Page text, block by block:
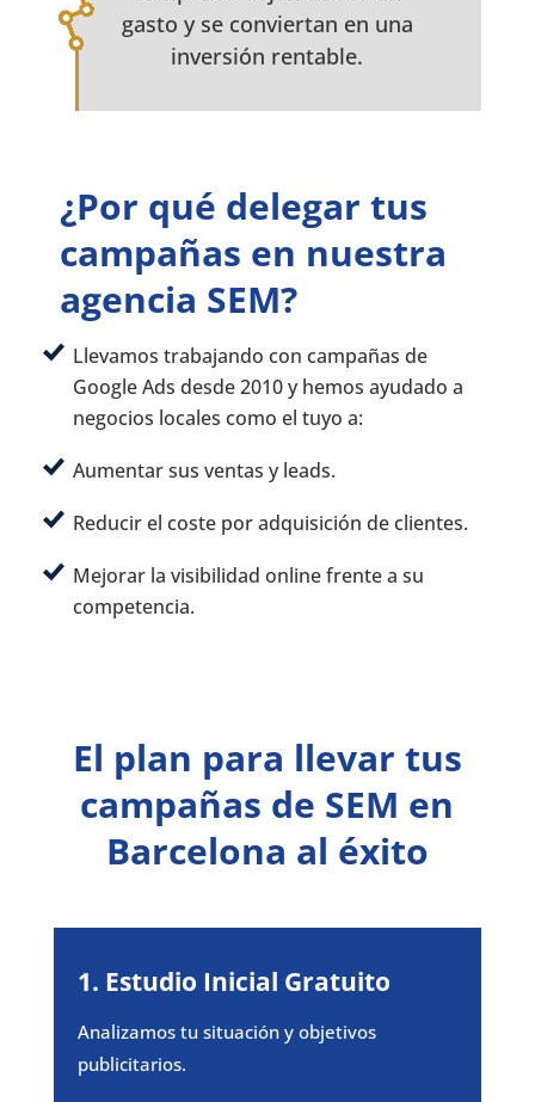
gasto y se conviertan en una
inversión rentable.
¿Por qué delegar tus
campañas en nuestra
agencia SEM?
Llevamos trabajando con campañas de
Google Ads desde 2010 y hemos ayudado a
negocios locales como el tuyo a:
Aumentar sus ventas y leads.
Reducir el coste por adquisición de clientes.
Mejorar la visibilidad online frente a su
competencia.
El plan para llevar tus
campañas de SEM en
Barcelona al éxito
1. Estudio Inicial Gratuito
Analizamos tu situación y objetivos
publicitarios.